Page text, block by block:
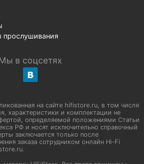
прослушивания
в соцсетях
на сайте hifistore.ru, в том числе
характеристики и комплектации не
определяемой положениями Статьи
РФ и носят исключительно справочный
заключается только после
заказа сотрудником онлайн Hi-Fi